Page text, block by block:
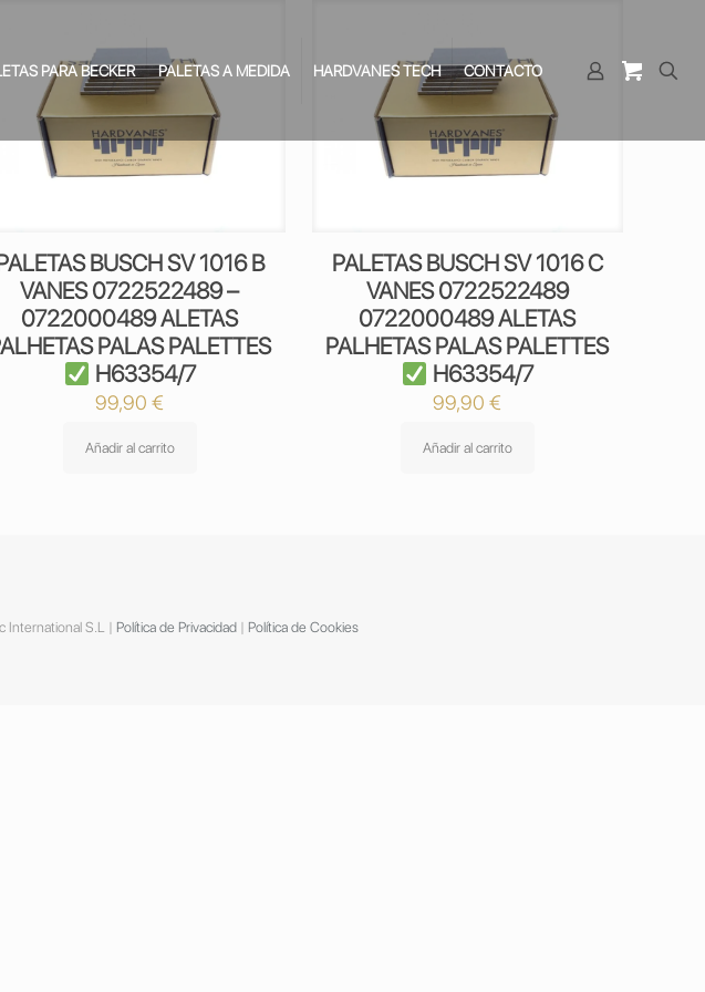
PARA BECKER PALETAS A MEDIDA HARDVANES TECH CONTACTO
BUSCH SV 1016 B
VANES 0722522489 –
0722000489 ALETAS
PALAS PALETTES
H63354/7
99,90€
Añadir al carrito
PALETAS BUSCH SV 1016 C
VANES 0722522489
0722000489 ALETAS
PALHETAS PALAS PALETTES
H63354/7
99,90€
Añadir al carrito
International S.L | Política de Privacidad| Política de Cookies